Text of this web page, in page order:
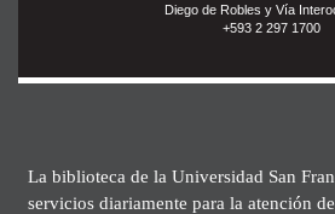
Diego de Robles y Vía
+593 2 297 1700
La biblioteca de la Universidad San
servicios diariamente para la atención